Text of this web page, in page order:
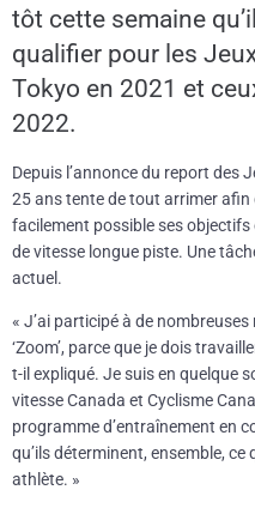
tôt cette semaine
qualifier pour les
Tokyo en 2021 et
2022.
Depuis l’annonce du report des
25 ans tente de tout arrimer afin
facilement possible ses
de vitesse longue piste. Une
actuel.
« J’ai participé à de
‘Zoom’, parce que je dois
t-il expliqué. Je suis en quelque
vitesse Canada et Cyclisme
programme d’entraînement en
qu’ils déterminent, ensemble,
athlète. »